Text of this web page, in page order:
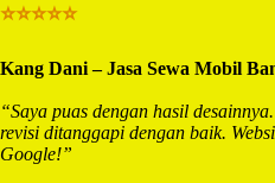
⭐⭐⭐⭐⭐
Kang Dani – Jasa Sewa Mobil
“Saya puas dengan hasil
revisi ditanggapi dengan baik.
Google!”